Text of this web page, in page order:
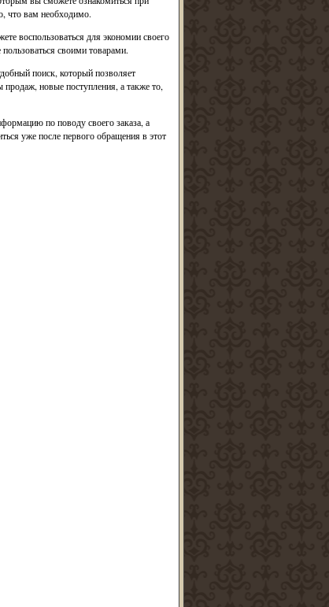
что вам необходимо.
воспользоваться для экономии своего
своими товарами.
поиск, который позволяет
продаж, новые поступления, а также то,
по поводу своего заказа, а
уже после первого обращения в этот